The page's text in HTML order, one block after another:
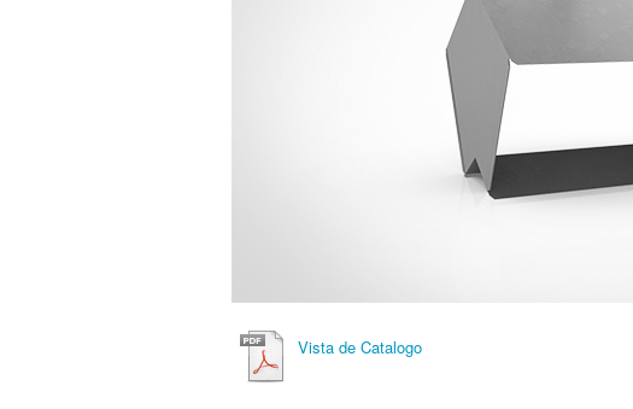
Vista de Catalogo